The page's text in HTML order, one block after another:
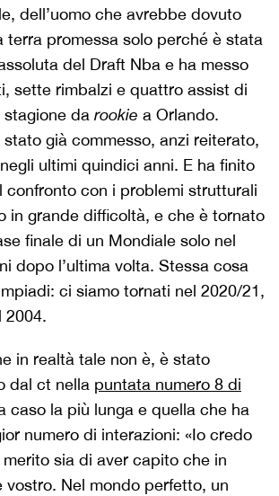
dell’uomo che avrebbe dovuto
terra promessa solo perché è stata
del Draft Nba e ha messo
sette rimbalzi e quattro assist di
stagione da rookie a Orlando.
già commesso, anzi reiterato,
ultimi quindici anni. E ha finito
confronto con i problemi strutturali
in grande difficoltà, e che è tornato
finale di un Mondiale solo nel
dopo l’ultima volta. Stessa cosa
ci siamo tornati nel 2020/21,
2004.
in realtà tale non è, è stato
dal ct nella puntata numero 8 di
caso la più lunga e quella che ha
numero di interazioni: «Io credo
sia di aver capito che in
vostro. Nel mondo perfetto, un